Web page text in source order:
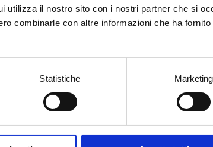
utilizza il nostro sito con i nostri partner che si
combinarle con altre informazioni che ha fornito
Statistiche Marketing
con Negroamaro e
spedite anche nel 2016,
il numero dei paesi
Rubino – ma è l’Italia che
Un segno positivo che
vino pugliese, anche in
interni: “Si beve sempre
non chiede più un